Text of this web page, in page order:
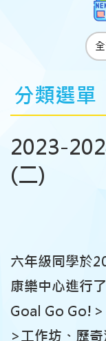
分類選單
2023-
(二)
六年級同學於
康樂中心進行
Goal Go Go!>
>工作坊、歷